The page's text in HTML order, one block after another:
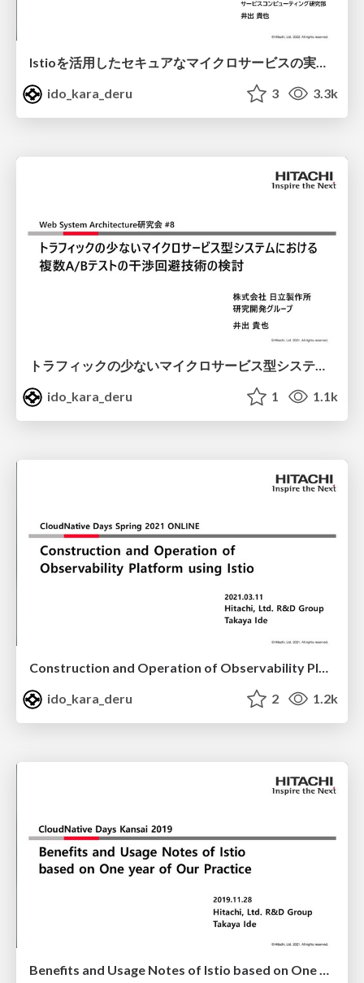
Istioを活用したセキュアなマイクロサービスの実現/Secure Microservices with Istio
ido_kara_deru
3 3.3k
ido_kara_deru
1 1.1k
Construction and Operation of Observability Platform using Istio
ido_kara_deru
2 1.2k
Benefits and Usage Notes of Istio based on One year of Our Practice